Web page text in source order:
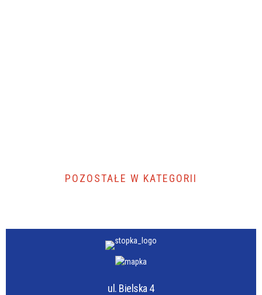
POZOSTAŁE W KATEGORII
ul. Bielska 4